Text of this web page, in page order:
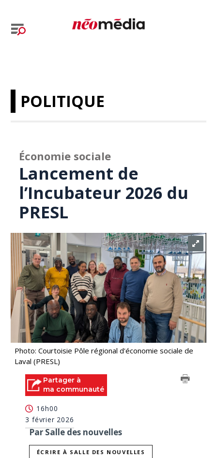
POLITIQUE
Économie sociale
Lancement de
l’Incubateur 2026 du
PRESL
Photo: Courtoisie Pôle régional d'économie sociale de
Laval (PRESL)
Partager à
ma communauté
16h00
3 février 2026
Par Salle des nouvelles
ÉCRIRE À SALLE DES NOUVELLES